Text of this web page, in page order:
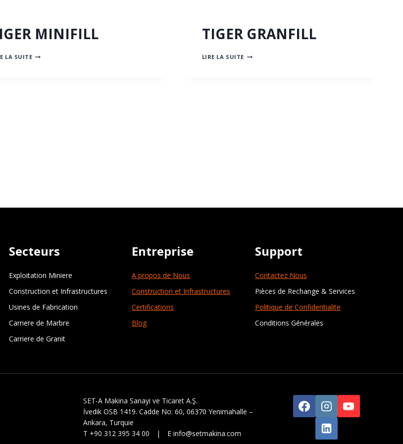
MINIFILL
LA SUITETIGER
TIGER GRANFILL
LIRE LA SUITETIGER
Secteurs
Exploitation Miniere
Construction et Infrastructures
Usines de Fabrication
Carriere de Marbre
Carriere de Granit
Entreprise
A propos de Nous
Construction et Infrastructures
Certifications
Blog
Support
Contactez Nous
Pièces de Rechange & Services
Politique de Confidentialite
Conditions Générales
SET-A Makina Sanayi ve Ticaret A.Ş.
İvedik OSB 1419. Cadde No: 60, 06370 Yenimahalle –
Ankara, Turquie
T +90 312 395 34 00 | E info@setmakina.com